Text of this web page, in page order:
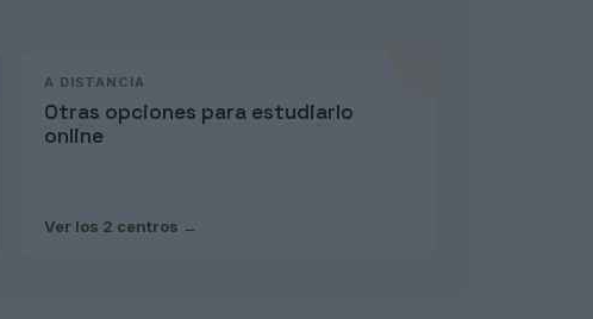
A DISTANCIA
Otras opciones para estudiarlo
online
Ver los 2 centros →